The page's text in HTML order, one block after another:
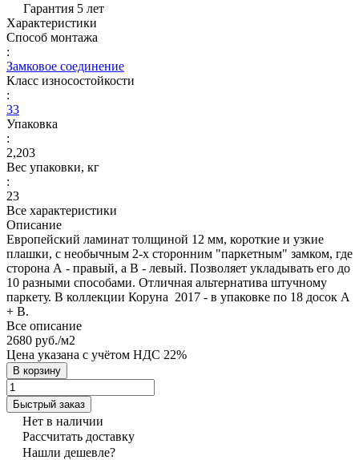
Гарантия 5 лет
Характеристики
Способ монтажа
:
Замковое соединение
Класс износостойкости
:
33
Упаковка
:
2,203
Вес упаковки, кг
:
23
Все характеристики
Описание
Европейский ламинат толщиной 12 мм, короткие и узкие
плашки, с необычным 2-х сторонним "паркетным" замком, где
сторона А - правый, а В - левый. Позволяет укладывать его до
10 разными способами. Отличная альтернатива штучному
паркету. В коллекции Коруна 2017 - в упаковке по 18 досок А
+ В.
Все описание
2680 руб./м2
Цена указана с учётом НДС 22%
В корзину
Быстрый заказ
Нет в наличии
Рассчитать доставку
Нашли дешевле?